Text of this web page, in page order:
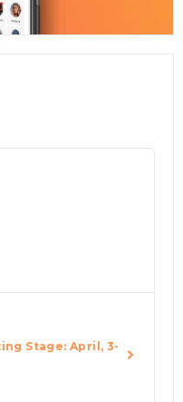
Stage: April, 3-